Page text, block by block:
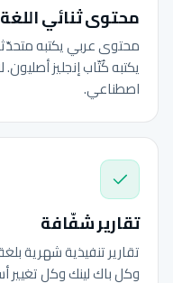
محتوى ثنائي
محتوى عربي يكتبه
يكتبه كُتّاب إنجليز
اصطناعي.
تقارير شفّافة
تقارير تنفيذية شهرية
وكل باك لينك وكل